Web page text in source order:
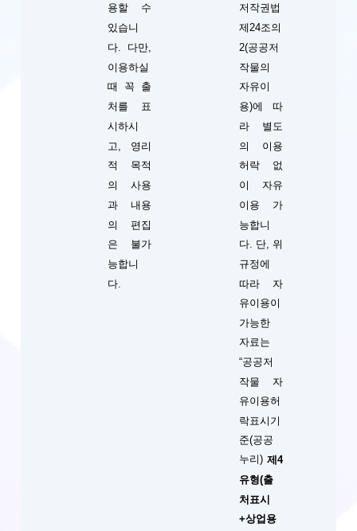
용할 수
있습니
다. 다만,
이용하실
때 꼭 출
처를 표
시하시
고, 영리
적 목적
의 사용
과 내용
의 편집
은 불가
능합니
다.
저작권법
제24조의
2(공공저
작물의
자유이
용)에 따
라 별도
의 이용
허락 없
이 자유
이용 가
능합니
다. 단, 위
규정에
따라 자
유이용이
가능한
자료는
“공공저
작물 자
유이용허
락표시기
준(공공
누리) 제4
유형(출
처표시
+상업용